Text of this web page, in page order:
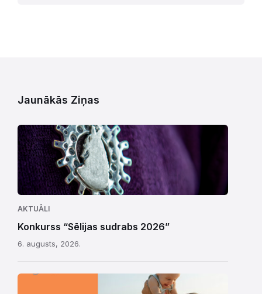
Jaunākās Ziņas
AKTUĀLI
Konkurss “Sēlijas sudrabs 2026”
6. augusts, 2026.